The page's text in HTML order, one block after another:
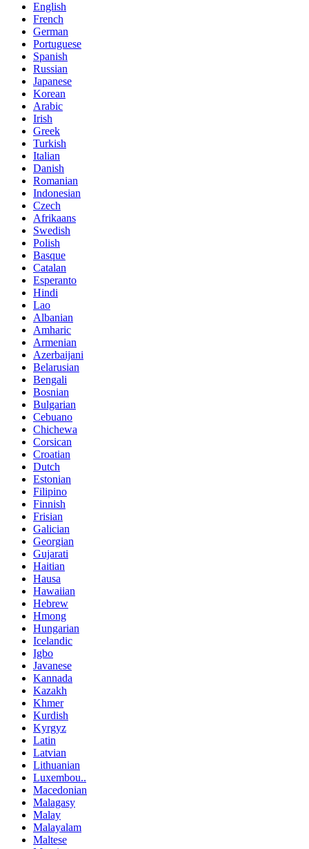
English
French
German
Portuguese
Spanish
Russian
Japanese
Korean
Arabic
Irish
Greek
Turkish
Italian
Danish
Romanian
Indonesian
Czech
Afrikaans
Swedish
Polish
Basque
Catalan
Esperanto
Hindi
Lao
Albanian
Amharic
Armenian
Azerbaijani
Belarusian
Bengali
Bosnian
Bulgarian
Cebuano
Chichewa
Corsican
Croatian
Dutch
Estonian
Filipino
Finnish
Frisian
Galician
Georgian
Gujarati
Haitian
Hausa
Hawaiian
Hebrew
Hmong
Hungarian
Icelandic
Igbo
Javanese
Kannada
Kazakh
Khmer
Kurdish
Kyrgyz
Latin
Latvian
Lithuanian
Luxembou..
Macedonian
Malagasy
Malay
Malayalam
Maltese